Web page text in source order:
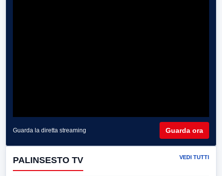
Guarda la diretta streaming Guarda ora
PALINSESTO TV VEDI TUTTI